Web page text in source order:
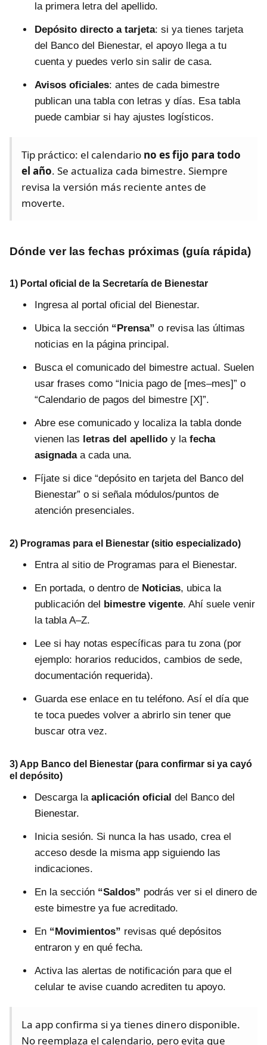
la primera letra del apellido.
Depósito directo a tarjeta: si ya tienes tarjeta
del Banco del Bienestar, el apoyo llega a tu
cuenta y puedes verlo sin salir de casa.
Avisos oficiales: antes de cada bimestre
publican una tabla con letras y días. Esa tabla
puede cambiar si hay ajustes logísticos.
Tip práctico: el calendario no es fijo para todo
el año. Se actualiza cada bimestre. Siempre
revisa la versión más reciente antes de
moverte.
Dónde ver las fechas próximas (guía rápida)
1) Portal oficial de la Secretaría de Bienestar
Ingresa al portal oficial del Bienestar.
Ubica la sección “Prensa” o revisa las últimas
noticias en la página principal.
Busca el comunicado del bimestre actual. Suelen
usar frases como “Inicia pago de [mes–mes]” o
“Calendario de pagos del bimestre [X]”.
Abre ese comunicado y localiza la tabla donde
vienen las letras del apellido y la fecha
asignadaa cada una.
Fíjate si dice “depósito en tarjeta del Banco del
Bienestar” o si señala módulos/puntos de
atención presenciales.
2) Programas para el Bienestar (sitio especializado)
Entra al sitio de Programas para el Bienestar.
En portada, o dentro de Noticias, ubica la
publicación del bimestre vigente. Ahí suele venir
la tabla A–Z.
Lee si hay notas específicas para tu zona (por
ejemplo: horarios reducidos, cambios de sede,
documentación requerida).
Guarda ese enlace en tu teléfono. Así el día que
te toca puedes volver a abrirlo sin tener que
buscar otra vez.
3) App Banco del Bienestar (para confirmar si ya cayó
el depósito)
Descarga la aplicación oficial del Banco del
Bienestar.
Inicia sesión. Si nunca la has usado, crea el
acceso desde la misma app siguiendo las
indicaciones.
En la sección “Saldos” podrás ver si el dinero de
este bimestre ya fue acreditado.
En “Movimientos” revisas qué depósitos
entraron y en qué fecha.
Activa las alertas de notificación para que el
celular te avise cuando acrediten tu apoyo.
La app confirma si ya tienes dinero disponible.
No reemplaza el calendario, pero evita que